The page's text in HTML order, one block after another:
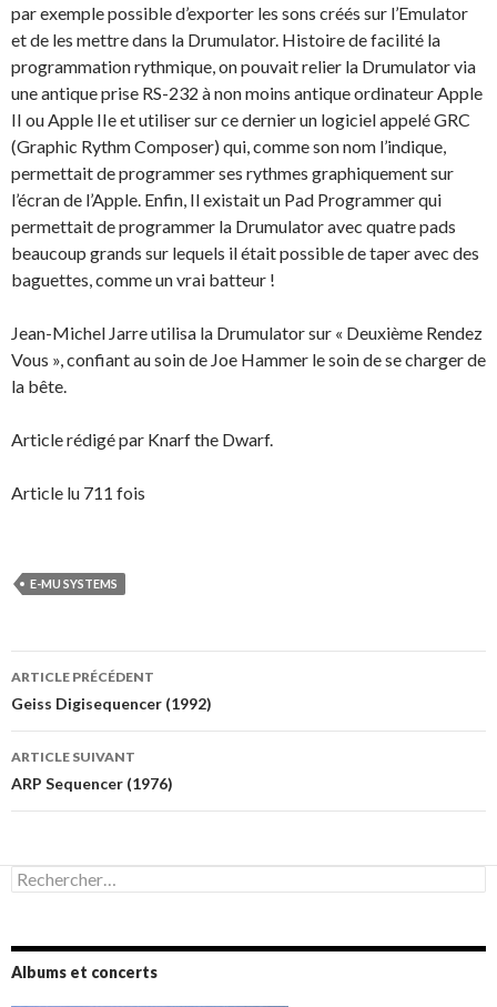
par exemple possible d’exporter les sons créés sur l’Emulator
et de les mettre dans la Drumulator. Histoire de facilité la
programmation rythmique, on pouvait relier la Drumulator via
une antique prise RS-232 à non moins antique ordinateur Apple
II ou Apple IIe et utiliser sur ce dernier un logiciel appelé GRC
(Graphic Rythm Composer) qui, comme son nom l’indique,
permettait de programmer ses rythmes graphiquement sur
l’écran de l’Apple. Enfin, Il existait un Pad Programmer qui
permettait de programmer la Drumulator avec quatre pads
beaucoup grands sur lequels il était possible de taper avec des
baguettes, comme un vrai batteur !
Jean-Michel Jarre utilisa la Drumulator sur « Deuxième Rendez
Vous », confiant au soin de Joe Hammer le soin de se charger de
la bête.
Article rédigé par Knarf the Dwarf.
Article lu 711 fois
E-MU SYSTEMS
Navigation
des
articles
ARTICLE PRÉCÉDENT
Geiss Digisequencer (1992)
ARTICLE SUIVANT
ARP Sequencer (1976)
Rechercher :
Albums et concerts